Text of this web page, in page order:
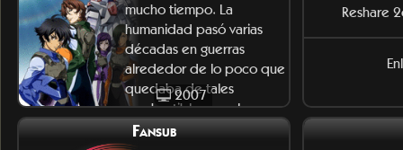
2007
mucho tiempo. La
humanidad pasó varias
décadas en guerras
alrededor de lo poco que
quedaba de tales
combustibles y en la
construcción
Fansub
Reshare